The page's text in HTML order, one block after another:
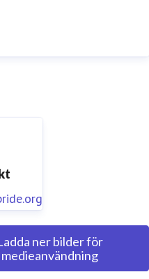
ner bilder för
medieanvändning